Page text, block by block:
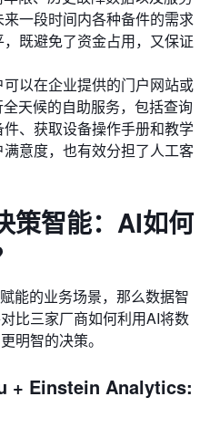
一段时间内各种备件的需求
既避免了资金占用，又保证
可以在企业提供的门户网站或
天候的自助服务，包括查询
、获取设备操作手册和教学
意度，也有效分担了人工客
策智能：AI如何
能的业务场景，那么数据智
比三家厂商如何利用AI将数
明智的决策。
+ Einstein Analytics: